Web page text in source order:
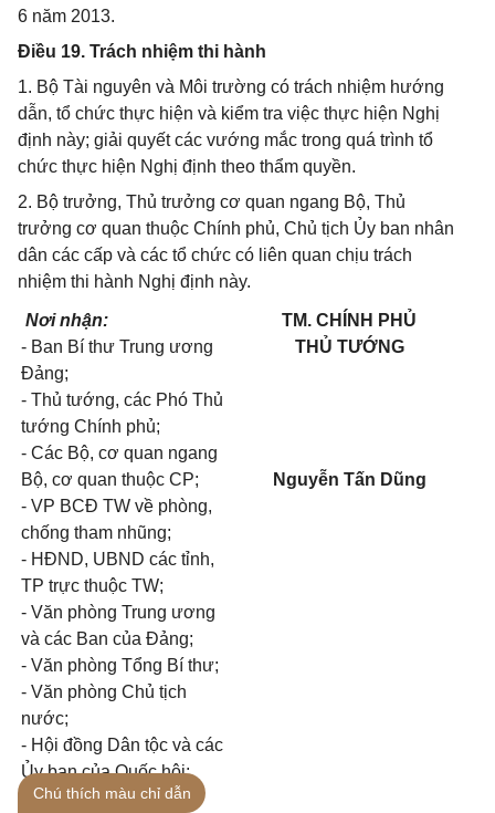
6 năm 2013.
Điều 19. Trách nhiệm thi hành
1. Bộ Tài nguyên và Môi trường có trách nhiệm hướng
dẫn, tổ chức thực hiện và kiểm tra việc thực hiện Nghị
định này; giải quyết các vướng mắc trong quá trình tổ
chức thực hiện Nghị định theo thẩm quyền.
2. Bộ trưởng, Thủ trưởng cơ quan ngang Bộ, Thủ
trưởng cơ quan thuộc Chính phủ, Chủ tịch Ủy ban nhân
dân các cấp và các tổ chức có liên quan chịu trách
nhiệm thi hành Nghị định này.
Nơi nhận:
- Ban Bí thư Trung ương
Đảng;
- Thủ tướng, các Phó Thủ
tướng Chính phủ;
- Các Bộ, cơ quan ngang
Bộ, cơ quan thuộc CP;
- VP BCĐ TW về phòng,
chống tham nhũng;
- HĐND, UBND các tỉnh,
TP trực thuộc TW;
- Văn phòng Trung ương
và các Ban của Đảng;
- Văn phòng Tổng Bí thư;
- Văn phòng Chủ tịch
nước;
- Hội đồng Dân tộc và các
Ủy ban của Quốc hội;
- Văn phòng Quốc hội;
TM. CHÍNH PHỦ
THỦ TƯỚNG
Nguyễn Tấn Dũng
Chú thích màu chỉ dẫn